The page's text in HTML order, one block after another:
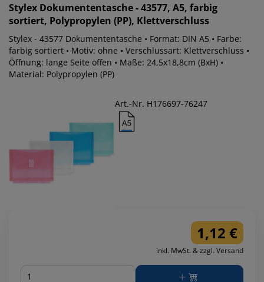
Stylex Dokumententasche - 43577, A5, farbig
sortiert, Polypropylen (PP), Klettverschluss
Stylex - 43577 Dokumententasche • Format: DIN A5 • Farbe:
farbig sortiert • Motiv: ohne • Verschlussart: Klettverschluss •
Öffnung: lange Seite offen • Maße: 24,5x18,8cm (BxH) •
Material: Polypropylen (PP)
Art.-Nr. H176697-76247
1,12 €
inkl. MwSt. & zzgl. Versand
Menge